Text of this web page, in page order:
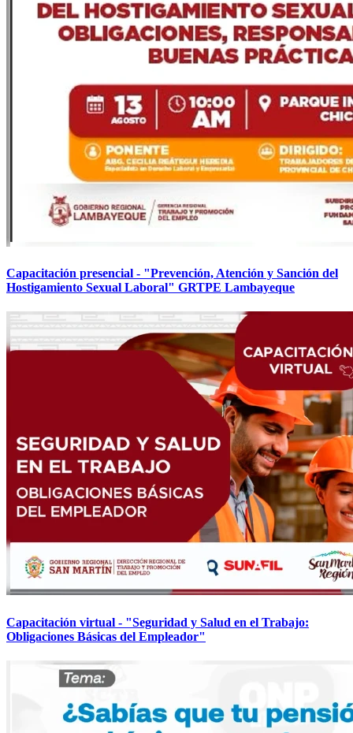
Capacitación presencial - "Prevención, Atención y Sanción del
Hostigamiento Sexual Laboral" GRTPE Lambayeque
Capacitación virtual - "Seguridad y Salud en el Trabajo:
Obligaciones Básicas del Empleador"